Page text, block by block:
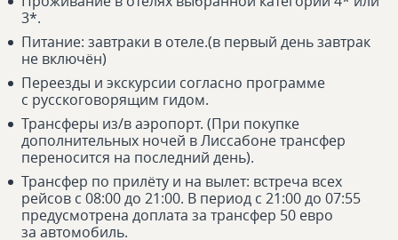
3*.
Питание: завтраки в отеле.(в первый день завтрак
не включён)
Переезды и экскурсии согласно программе
с русскоговорящим гидом.
Трансферы из/в аэропорт. (При покупке
дополнительных ночей в Лиссабоне трансфер
переносится на последний день).
Трансфер по прилёту и на вылет: встреча всех
рейсов с 08:00 до 21:00. В период с 21:00 до 07:55
предусмотрена доплата за трансфер 50 евро
за автомобиль.